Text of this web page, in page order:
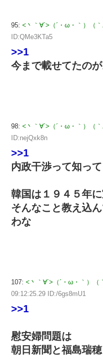
95: <丶｀∀´>（´・ω・｀）（
ID:QMe3KTa5
>>1
今まで載せてたの
98: <丶｀∀´>（´・ω・｀）（
ID:nejQxk8n
>>1
内政干渉って知っ
韓国は１９４５年
そんなこと教え込
わな
107: <丶｀∀´>（´・ω・｀）
09:12:25.29 ID:/6gs8mU1
>>1
慰安婦問題は
朝日新聞と福島瑞